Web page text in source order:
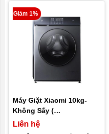
hành 12 tháng, đổi mới trong
30 ngày đầu.
Gói bảo hành vàng: Bảo hành
Cam kết hài lòng khách hàng.
Giảm 1%
Máy Giặt Xiaomi 10kg-
Không Sấy (
XQG100MJ104)
Liên hệ